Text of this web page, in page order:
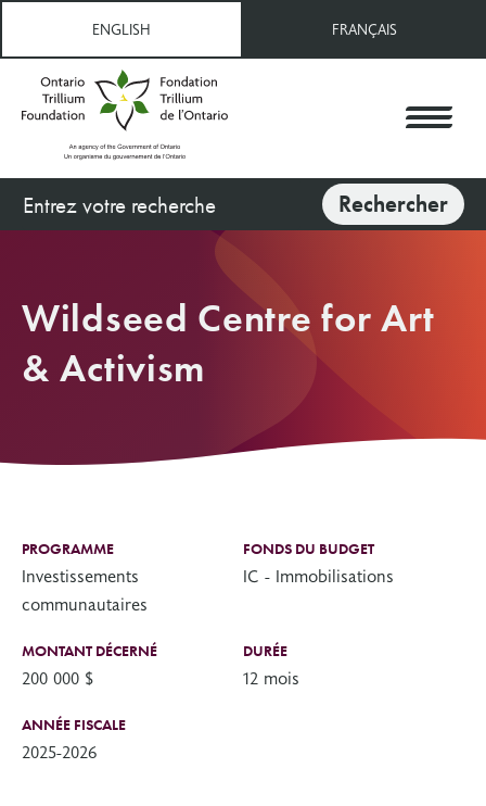
principal
ENGLISH FRANÇAIS
Rechercher Rechercher
Wildseed Centre for Art
& Activism
PROGRAMME
Investissements
communautaires
FONDS DU BUDGET
IC - Immobilisations
MONTANT DÉCERNÉ
200 000 $
DURÉE
12 mois
ANNÉE FISCALE
2025-2026